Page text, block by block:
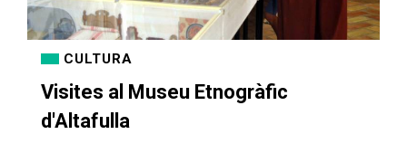
CULTURA
Visites al Museu Etnogràfic
d'Altafulla